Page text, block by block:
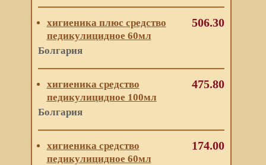
хигиеника плюс средство
педикулицидное 60мл
Болгария
506.30
хигиеника средство
педикулицидное 100мл
Болгария
475.80
хигиеника средство
педикулицидное 60мл
174.00